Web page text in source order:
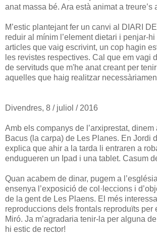
anat massa bé. Ara està animat a treure’s
M’estic plantejant fer un canvi al DIARI
reduir al mínim l’element dietari i penjar-
articles que vaig escrivint, un cop hagin
les revistes respectives. Cal que em vagi
de servituds que m'he anat creant per
aquelles que haig realitzar
Divendres, 8 / juliol / 2016
Amb els companys de l’arxiprestat, dinem
Bacus (la carpa) de Les Planes. En Jordi
explica que ahir a la tarda li entraren a
endugueren un Ipad i una tablet. Casum
Quan acabem de dinar, pugem a
ensenya l’exposició de col·leccions i
de la gent de Les Plaens. El més
reproduccions dels frontals reproduïts per
Miró. Ja m’agradaria tenir-la per alguna
hi estic de rector!